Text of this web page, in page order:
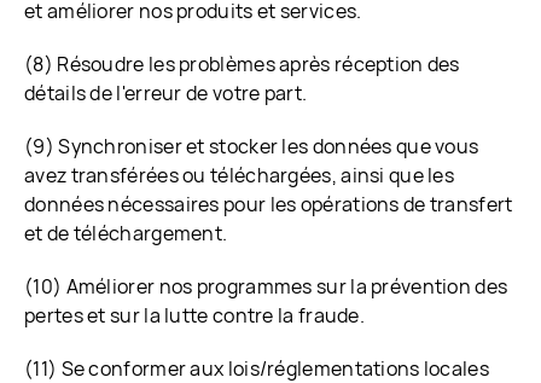
et améliorer nos produits et services.
(8) Résoudre les problèmes après réception des
détails de l'erreur de votre part.
(9) Synchroniser et stocker les données que vous
avez transférées ou téléchargées, ainsi que les
données nécessaires pour les opérations de transfert
et de téléchargement.
(10) Améliorer nos programmes sur la prévention des
pertes et sur la lutte contre la fraude.
(11) Se conformer aux lois/réglementations locales